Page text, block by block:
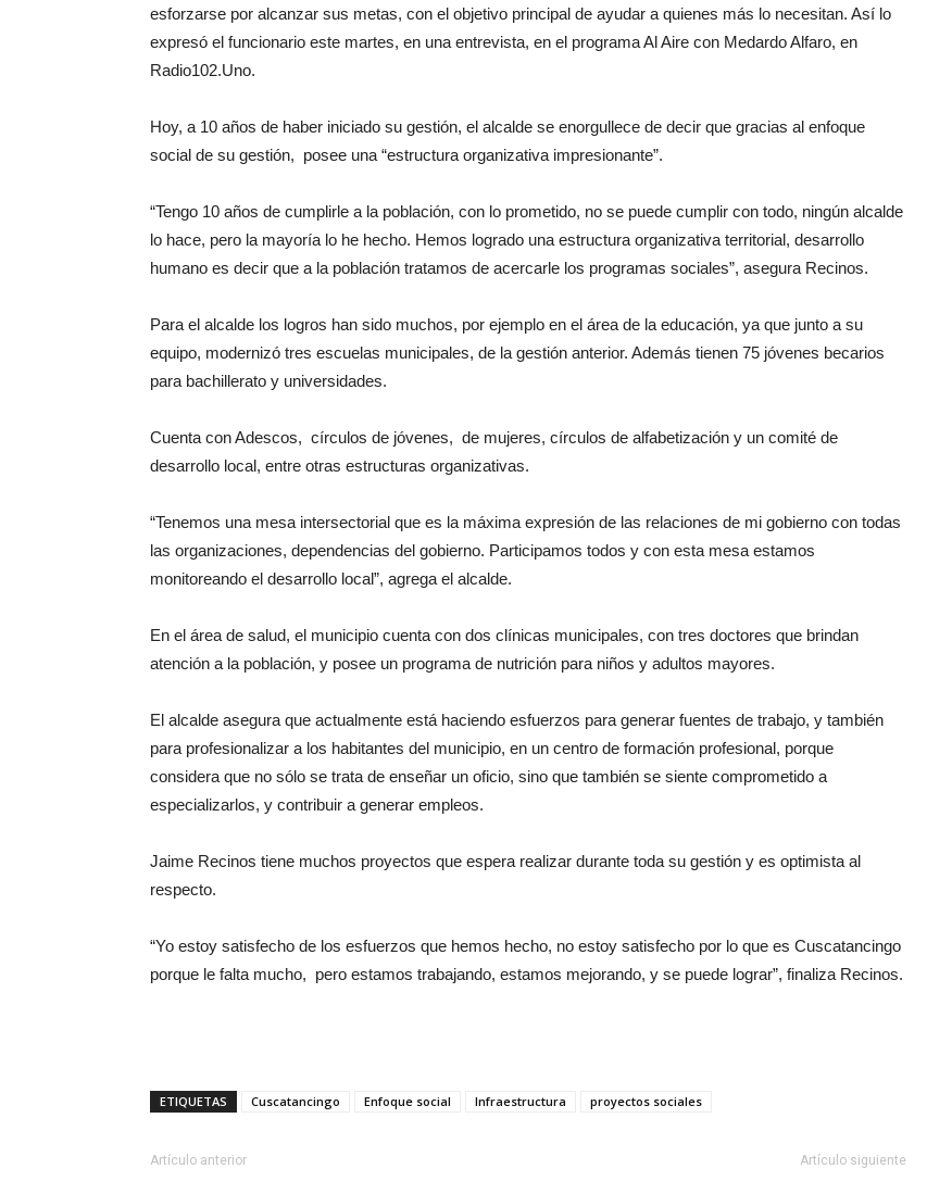
esforzarse por alcanzar sus metas, con el objetivo principal de ayudar a quienes más lo necesitan. Así lo
expresó el funcionario este martes, en una entrevista, en el programa Al Aire con Medardo Alfaro, en
Radio102.Uno.
Hoy, a 10 años de haber iniciado su gestión, el alcalde se enorgullece de decir que gracias al enfoque
social de su gestión, posee una “estructura organizativa impresionante”.
“Tengo 10 años de cumplirle a la población, con lo prometido, no se puede cumplir con todo, ningún alcalde
lo hace, pero la mayoría lo he hecho. Hemos logrado una estructura organizativa territorial, desarrollo
humano es decir que a la población tratamos de acercarle los programas sociales”, asegura Recinos.
Para el alcalde los logros han sido muchos, por ejemplo en el área de la educación, ya que junto a su
equipo, modernizó tres escuelas municipales, de la gestión anterior. Además tienen 75 jóvenes becarios
para bachillerato y universidades.
Cuenta con Adescos, círculos de jóvenes, de mujeres, círculos de alfabetización y un comité de
desarrollo local, entre otras estructuras organizativas.
“Tenemos una mesa intersectorial que es la máxima expresión de las relaciones de mi gobierno con todas
las organizaciones, dependencias del gobierno. Participamos todos y con esta mesa estamos
monitoreando el desarrollo local”, agrega el alcalde.
En el área de salud, el municipio cuenta con dos clínicas municipales, con tres doctores que brindan
atención a la población, y posee un programa de nutrición para niños y adultos mayores.
El alcalde asegura que actualmente está haciendo esfuerzos para generar fuentes de trabajo, y también
para profesionalizar a los habitantes del municipio, en un centro de formación profesional, porque
considera que no sólo se trata de enseñar un oficio, sino que también se siente comprometido a
especializarlos, y contribuir a generar empleos.
Jaime Recinos tiene muchos proyectos que espera realizar durante toda su gestión y es optimista al
respecto.
“Yo estoy satisfecho de los esfuerzos que hemos hecho, no estoy satisfecho por lo que es Cuscatancingo
porque le falta mucho, pero estamos trabajando, estamos mejorando, y se puede lograr”, finaliza Recinos.
ETIQUETAS Cuscatancingo Enfoque social Infraestructura proyectos sociales
Artículo anterior Artículo siguiente